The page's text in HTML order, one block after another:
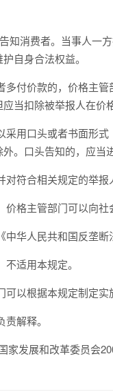
知消费者。当事人一
自身合法权益。
付价款的，价格主
当扣除被举报人在价
用口头或者书面形
。口头告知的，应当
符合相关规定的举报
格主管部门可以向社
华人民共和国反垄
适用本规定。
以根据本规定制定实
解释。
家发展和改革委员会